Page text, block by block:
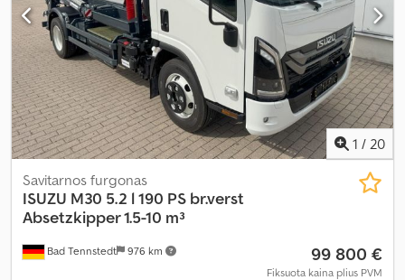
1 / 20
Bad Tennstedt 976 km
Savitarnos furgonas
ISUZU M30 5.2 l 190 PS br.verst
Absetzkipper 1.5-10 m³
99 800 €
Fiksuota kaina plius PVM